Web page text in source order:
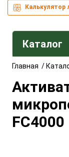
Калькулятор
Каталог
Главная /
FC4000